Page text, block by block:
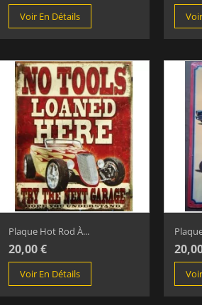
Voir En Détails
Plaque Hot Rod À...
20,00 €
Voir En Détails